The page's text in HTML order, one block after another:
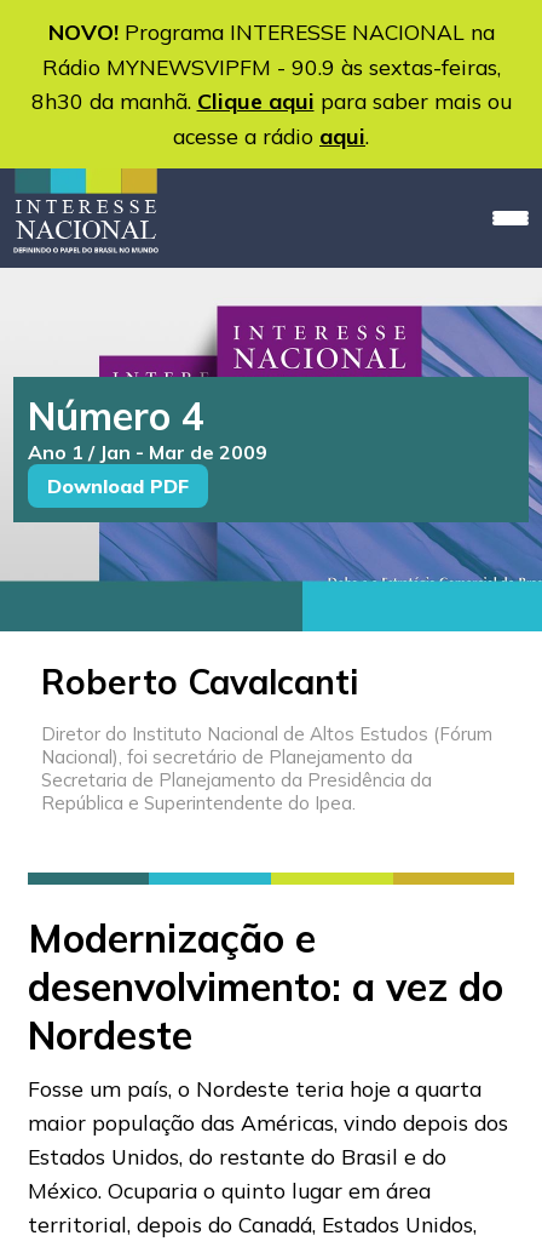
NOVO!Programa INTERESSE NACIONAL na
Rádio MYNEWSVIPFM - 90.9 às sextas-feiras,
8h30 da manhã. Clique aqui para saber mais ou
acesse a rádio aqui.
Número 4
Ano 1 / Jan - Mar de 2009
Download PDF
Roberto Cavalcanti
Diretor do Instituto Nacional de Altos Estudos (Fórum
Nacional), foi secretário de Planejamento da
Secretaria de Planejamento da Presidência da
República e Superintendente do Ipea.
Modernização e
desenvolvimento: a vez do
Nordeste
Fosse um país, o Nordeste teria hoje a quarta
maior população das Américas, vindo depois dos
Estados Unidos, do restante do Brasil e do
México. Ocuparia o quinto lugar em área
territorial, depois do Canadá, Estados Unidos,